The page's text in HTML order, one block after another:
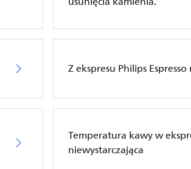
Z ekspresu Philips
Temperatura kawy w
niewystarczająca